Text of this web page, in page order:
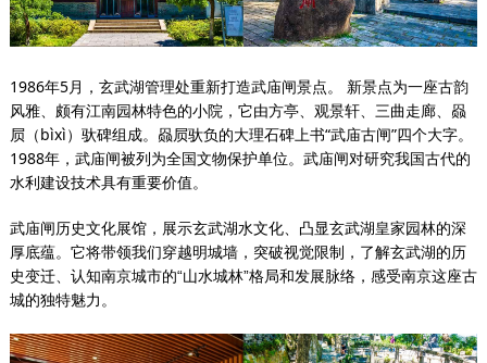
1986年5月，玄武湖管理处重新打造武庙闸景点。 新景点为一座古韵
风雅、颇有江南园林特色的小院，它由方亭、观景轩、三曲走廊、赑
屃（bìxì）驮碑组成。赑屃驮负的大理石碑上书“武庙古闸”四个大字。
1988年，武庙闸被列为全国文物保护单位。武庙闸对研究我国古代的
水利建设技术具有重要价值。
武庙闸历史文化展馆，展示玄武湖水文化、凸显玄武湖皇家园林的深
厚底蕴。它将带领我们穿越明城墙，突破视觉限制，了解玄武湖的历
史变迁、认知南京城市的“山水城林”格局和发展脉络，感受南京这座古
城的独特魅力。